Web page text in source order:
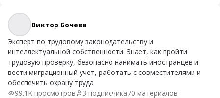
Виктор Бочеев
Виктор Бочеев
Эксперт по трудовому законодательству и
интеллектуальной собственности. Знает, как пройти
трудовую проверку, безопасно нанимать иностранцев и
вести миграционный учет, работать с совместителями и
обеспечить охрану труда
99.1K просмотров
3 подписчика70 материалов